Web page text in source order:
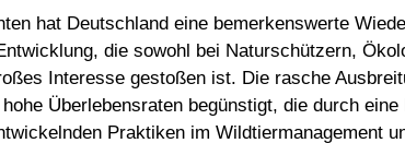
hat Deutschland eine bemerkenswerte
die sowohl bei Naturschützern,
Interesse gestoßen ist. Die rasche
Überlebensraten begünstigt, die durch
Praktiken im Wildtiermanagement